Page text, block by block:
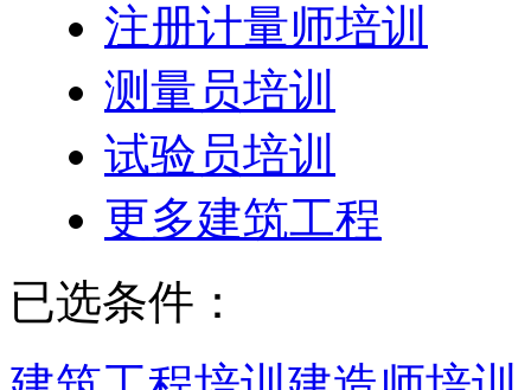
注册计量师培训
测量员培训
试验员培训
更多建筑工程
已选条件：